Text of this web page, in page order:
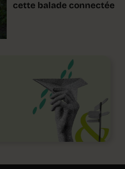
cette balade connectée